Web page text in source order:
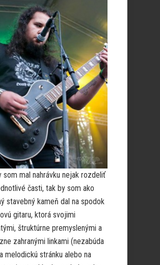
som mal nahrávku nejak rozdeliť
časti, tak by som ako
stavebný kameň dal na spodok
gitaru, ktorá svojimi
štruktúrne premyslenými a
zahranými linkami (nezabúda
melodickú stránku alebo na